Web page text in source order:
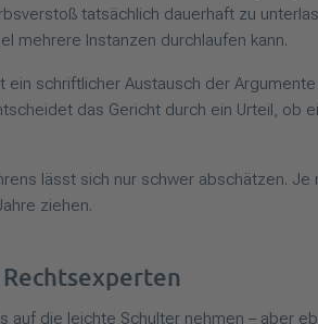
tatsächlich dauerhaft zu
mehrere Instanzen durchlaufen kann.
ein schriftlicher Austausch der
das Gericht durch ein Urteil,
lässt sich nur schwer abschätzen.
ziehen.
auf die leichte Schulter nehmen – aber